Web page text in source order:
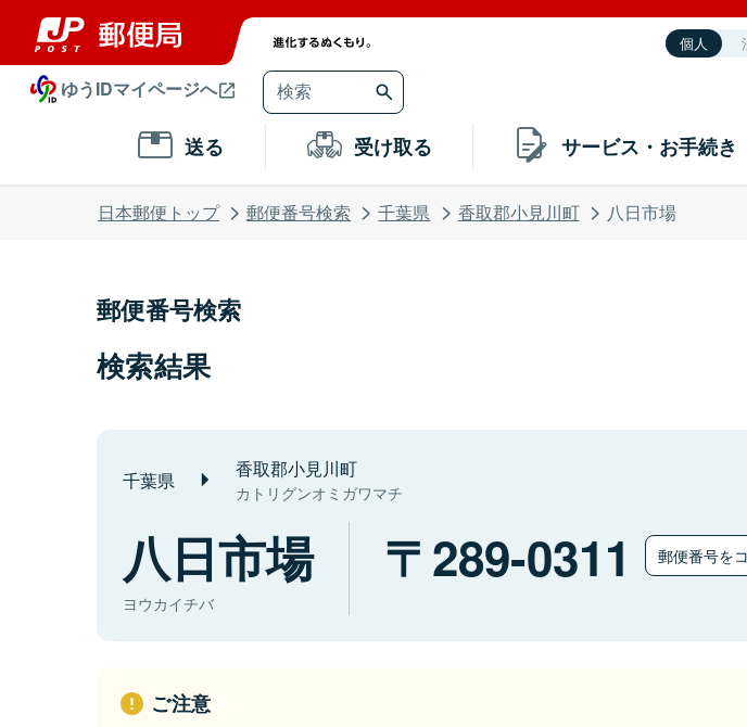
個人
ゆうIDマイページへ
送る 受け取る サービス・お手続き
日本郵便トップ 郵便番号検索 千葉県 香取郡小見川町 八日市場
郵便番号検索
検索結果
千葉県 香取郡小見川町
カトリグンオミガワマチ
八日市場
ヨウカイチバ
289-0311 郵便番号を
ご注意